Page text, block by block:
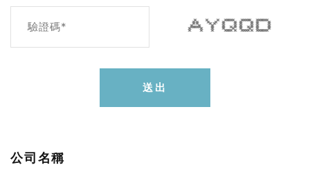
* * * ***** ***** ******
* * * * * * * * * *
* * * * * * * * * *
* * * * * * * * *
***** * * * * * * * * *
* * * * * * * * *
* * * **** * **** * ******
驗證碼*
送出
公司名稱